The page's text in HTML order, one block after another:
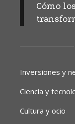
Cómo
Inversiones y
Ciencia y
Cultura y ocio